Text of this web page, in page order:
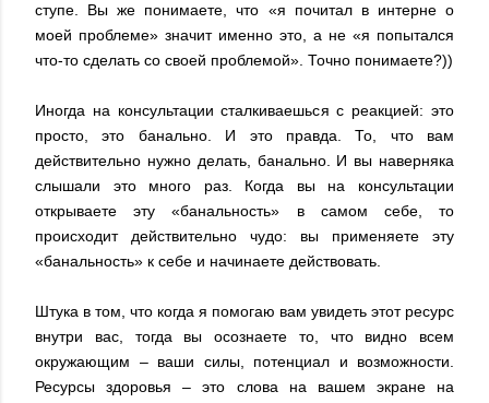
ступе. Вы же понимаете, что «я почитал в интерне о
моей проблеме» значит именно это, а не «я попытался
что-то сделать со своей проблемой». Точно понимаете?))
Иногда на консультации сталкиваешься с реакцией: это
просто, это банально. И это правда. То, что вам
действительно нужно делать, банально. И вы наверняка
слышали это много раз. Когда вы на консультации
открываете эту «банальность» в самом себе, то
происходит действительно чудо: вы применяете эту
«банальность» к себе и начинаете действовать.
Штука в том, что когда я помогаю вам увидеть этот ресурс
внутри вас, тогда вы осознаете то, что видно всем
окружающим – ваши силы, потенциал и возможности.
Ресурсы здоровья – это слова на вашем экране на